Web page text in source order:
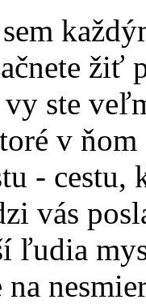
ste
v
-
vás
ľudia
na